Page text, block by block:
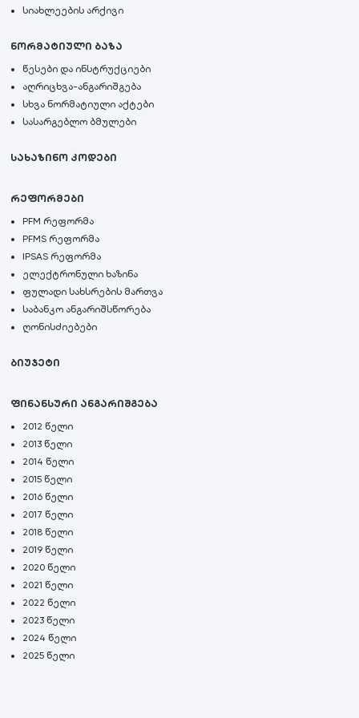
სიახლეების არქივი
ნორმატიული ბაზა
წესები და ინსტრუქციები
აღრიცხვა-ანგარიშგება
სხვა ნორმატიული აქტები
სასარგებლო ბმულები
სახაზინო კოდები
რეფორმები
PFM რეფორმა
PFMS რეფორმა
IPSAS რეფორმა
ელექტრონული ხაზინა
ფულადი სახსრების მართვა
საბანკო ანგარიშსწორება
ღონისძიებები
ბიუჯეტი
ფინანსური ანგარიშგება
2012 წელი
2013 წელი
2014 წელი
2015 წელი
2016 წელი
2017 წელი
2018 წელი
2019 წელი
2020 წელი
2021 წელი
2022 წელი
2023 წელი
2024 წელი
2025 წელი